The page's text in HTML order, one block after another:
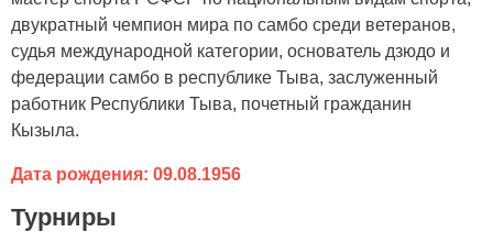
двукратный чемпион мира по самбо среди ветеранов,
судья международной категории, основатель дзюдо и
федерации самбо в республике Тыва, заслуженный
работник Республики Тыва, почетный гражданин
Кызыла.
Дата рождения: 09.08.1956
Турниры